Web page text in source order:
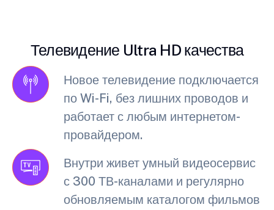
Телевидение Ultra HD качества
Новое телевидение подключается
по Wi-Fi, без лишних проводов и
работает с любым интернетом-
провайдером.
Внутри живет умный видеосервис
с 300 ТВ-каналами и регулярно
обновляемым каталогом фильмов